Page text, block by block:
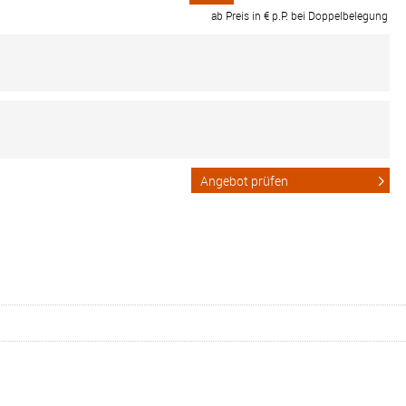
ab Preis in € p.P. bei Doppelbelegung
Angebot prüfen